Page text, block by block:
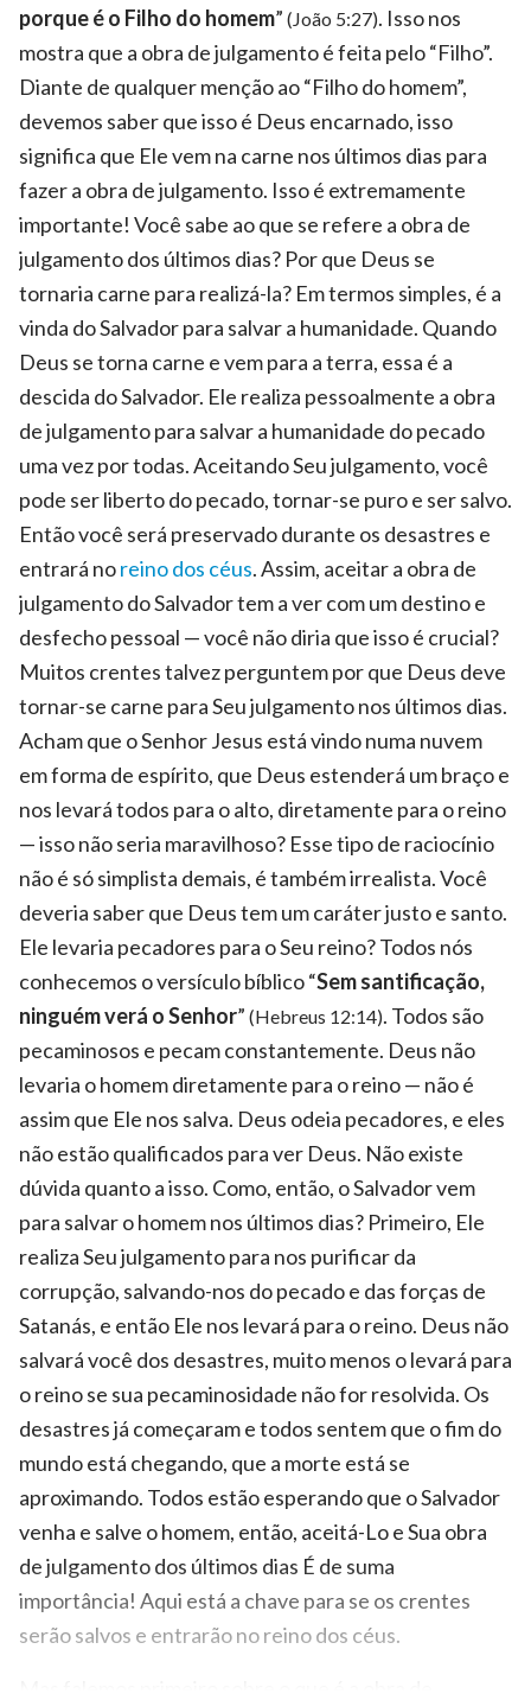
porque é o Filho do homem” (João 5:27). Isso nos
mostra que a obra de julgamento é feita pelo “Filho”.
Diante de qualquer menção ao “Filho do homem”,
devemos saber que isso é Deus encarnado, isso
significa que Ele vem na carne nos últimos dias para
fazer a obra de julgamento. Isso é extremamente
importante! Você sabe ao que se refere a obra de
julgamento dos últimos dias? Por que Deus se
tornaria carne para realizá-la? Em termos simples, é a
vinda do Salvador para salvar a humanidade. Quando
Deus se torna carne e vem para a terra, essa é a
descida do Salvador. Ele realiza pessoalmente a obra
de julgamento para salvar a humanidade do pecado
uma vez por todas. Aceitando Seu julgamento, você
pode ser liberto do pecado, tornar-se puro e ser salvo.
Então você será preservado durante os desastres e
entrará noreino dos céus. Assim, aceitar a obra de
julgamento do Salvador tem a ver com um destino e
desfecho pessoal — você não diria que isso é crucial?
Muitos crentes talvez perguntem por que Deus deve
tornar-se carne para Seu julgamento nos últimos dias.
Acham que o Senhor Jesus está vindo numa nuvem
em forma de espírito, que Deus estenderá um braço e
nos levará todos para o alto, diretamente para o reino
— isso não seria maravilhoso? Esse tipo de raciocínio
não é só simplista demais, é também irrealista. Você
deveria saber que Deus tem um caráter justo e santo.
Ele levaria pecadores para o Seu reino? Todos nós
conhecemos o versículo bíblico “Sem santificação,
ninguém verá o Senhor” (Hebreus 12:14). Todos são
pecaminosos e pecam constantemente. Deus não
levaria o homem diretamente para o reino — não é
assim que Ele nos salva. Deus odeia pecadores, e eles
não estão qualificados para ver Deus. Não existe
dúvida quanto a isso. Como, então, o Salvador vem
para salvar o homem nos últimos dias? Primeiro, Ele
realiza Seu julgamento para nos purificar da
corrupção, salvando-nos do pecado e das forças de
Satanás, e então Ele nos levará para o reino. Deus não
salvará você dos desastres, muito menos o levará para
o reino se sua pecaminosidade não for resolvida. Os
desastres já começaram e todos sentem que o fim do
mundo está chegando, que a morte está se
aproximando. Todos estão esperando que o Salvador
venha e salve o homem, então, aceitá-Lo e Sua obra
de julgamento dos últimos dias É de suma
importância! Aqui está a chave para se os crentes
serão salvos e entrarão no reino dos céus.